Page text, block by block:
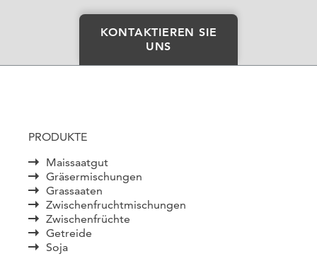
KONTAKTIEREN SIE
UNS
PRODUKTE
Maissaatgut
Gräsermischungen
Grassaaten
Zwischenfruchtmischungen
Zwischenfrüchte
Getreide
Soja